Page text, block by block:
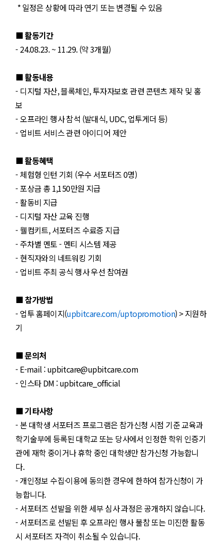
* 일정은 상황에 따라 연기 또는 변경될 수 있음
■ 활동기간
- 24.08.23. ~ 11.29. (약 3개월)
■ 활동내용
- 디지털 자산, 블록체인, 투자자보호 관련 콘텐츠 제작 및 홍
보
- 오프라인 행사 참석 (발대식, UDC, 업투게더 등)
- 업비트 서비스 관련 아이디어 제안
■ 활동혜택
- 체험형 인턴 기회 (우수 서포터즈 0명)
- 포상금 총 1,150만원 지급
- 활동비 지급
- 디지털 자산 교육 진행
- 웰컴키트, 서포터즈 수료증 지급
- 주차별 멘토 - 멘티 시스템 제공
- 현직자와의 네트워킹 기회
- 업비트 주최 공식 행사 우선 참여권
■ 참가방법
- 업투 홈페이지(upbitcare.com/uptopromotion) > 지원하
기
■ 문의처
- E-mail : upbitcare@upbitcare.com
- 인스타 DM : upbitcare_official
■ 기타사항
- 본 대학생 서포터즈 프로그램은 참가신청 시점 기준 교육과
학기술부에 등록된 대학교 또는 당사에서 인정한 학위 인증기
관에 재학 중이거나 휴학 중인 대학생만 참가신청 가능합니
다.
- 개인정보 수집·이용에 동의한 경우에 한하여 참가신청이 가
능합니다.
- 서포터즈 선발을 위한 세부 심사 과정은 공개하지 않습니다.
- 서포터즈로 선발된 후 오프라인 행사 불참 또는 미진한 활동
시 서포터즈 자격이 취소될 수 있습니다.